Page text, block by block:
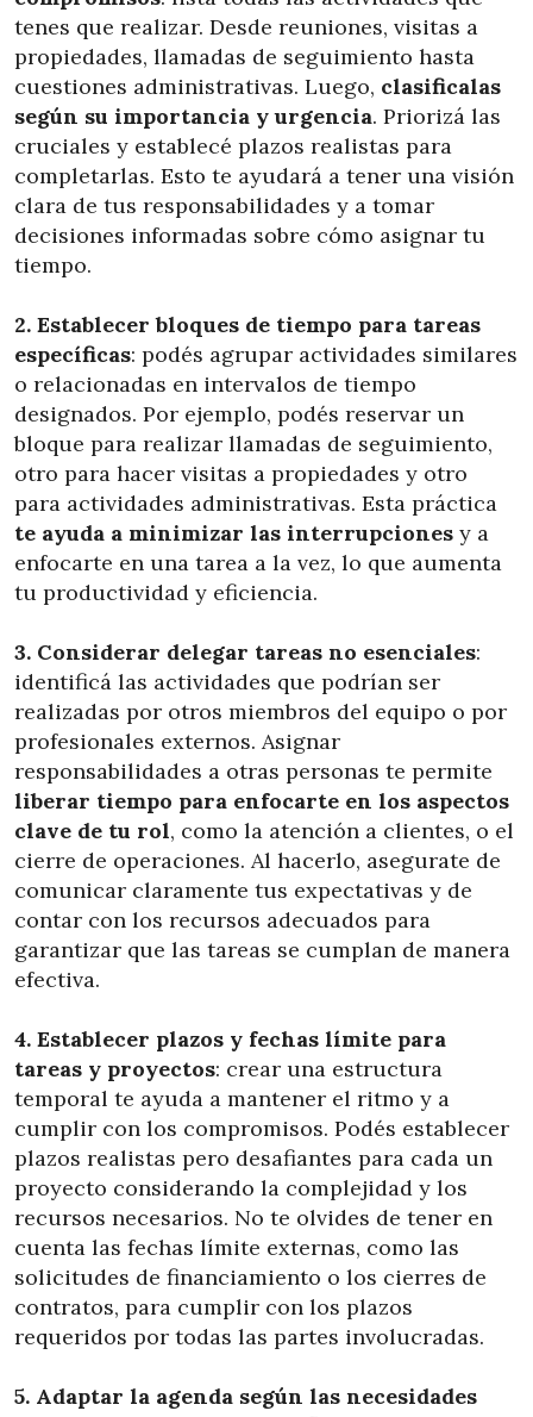
tenes que realizar. Desde reuniones, visitas a
propiedades, llamadas de seguimiento hasta
cuestiones administrativas. Luego, clasificalas
según su importancia y urgencia. Priorizá las
cruciales y establecé plazos realistas para
completarlas. Esto te ayudará a tener una visión
clara de tus responsabilidades y a tomar
decisiones informadas sobre cómo asignar tu
tiempo.
2. Establecer bloques de tiempo para tareas
específicas: podés agrupar actividades similares
o relacionadas en intervalos de tiempo
designados. Por ejemplo, podés reservar un
bloque para realizar llamadas de seguimiento,
otro para hacer visitas a propiedades y otro
para actividades administrativas. Esta práctica
te ayuda a minimizar las interrupciones y a
enfocarte en una tarea a la vez, lo que aumenta
tu productividad y eficiencia.
3. Considerar delegar tareas no esenciales:
identificá las actividades que podrían ser
realizadas por otros miembros del equipo o por
profesionales externos. Asignar
responsabilidades a otras personas te permite
liberar tiempo para enfocarte en los aspectos
clave de tu rol, como la atención a clientes, o el
cierre de operaciones. Al hacerlo, asegurate de
comunicar claramente tus expectativas y de
contar con los recursos adecuados para
garantizar que las tareas se cumplan de manera
efectiva.
4. Establecer plazos y fechas límite para
tareas y proyectos: crear una estructura
temporal te ayuda a mantener el ritmo y a
cumplir con los compromisos. Podés establecer
plazos realistas pero desafiantes para cada un
proyecto considerando la complejidad y los
recursos necesarios. No te olvides de tener en
cuenta las fechas límite externas, como las
solicitudes de financiamiento o los cierres de
contratos, para cumplir con los plazos
requeridos por todas las partes involucradas.
5. Adaptar la agenda según las necesidades